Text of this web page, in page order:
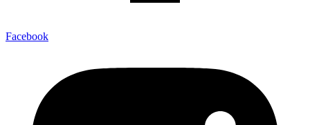
Facebook